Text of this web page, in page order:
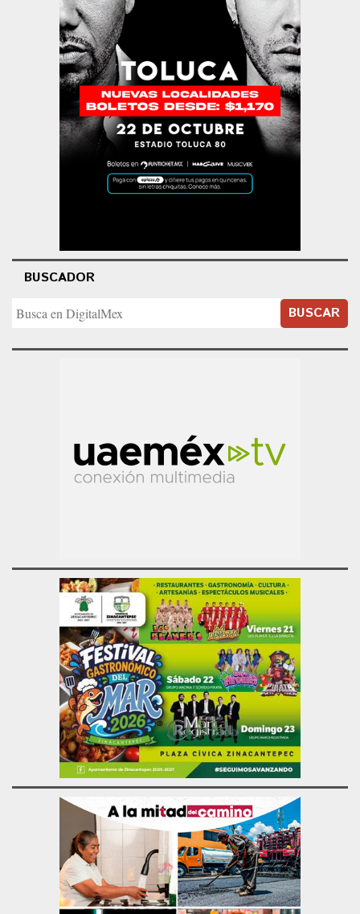
BUSCADOR
BUSCAR